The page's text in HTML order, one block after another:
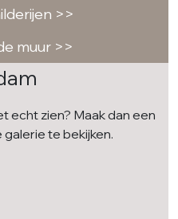
>>
muur >>
echt zien? Maak dan een
te bekijken.